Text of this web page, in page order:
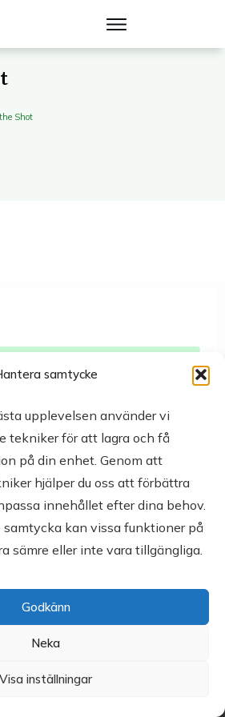
samtycke
upplevelsen använder vi
tekniker för att lagra och få
på din enhet. Genom att
hjälper du oss att förbättra
innehållet efter dina behov.
samtycka kan vissa funktioner på
sämre eller inte vara tillgängliga.
Godkänn
Neka
Visa inställningar
Shot